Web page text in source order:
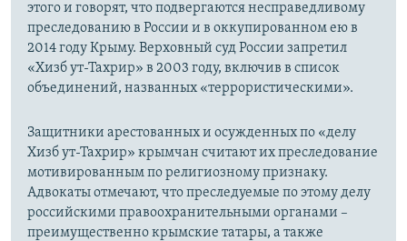
этого и говорят, что подвергаются несправедливому
преследованию в России и в оккупированном ею в
2014 году Крыму. Верховный суд России запретил
«Хизб ут-Тахрир» в 2003 году, включив в список
объединений, названных «террористическими».
Защитники арестованных и осужденных по «делу
Хизб ут-Тахрир» крымчан считают их преследование
мотивированным по религиозному признаку.
Адвокаты отмечают, что преследуемые по этому делу
российскими правоохранительными органами –
преимущественно крымские татары, а также